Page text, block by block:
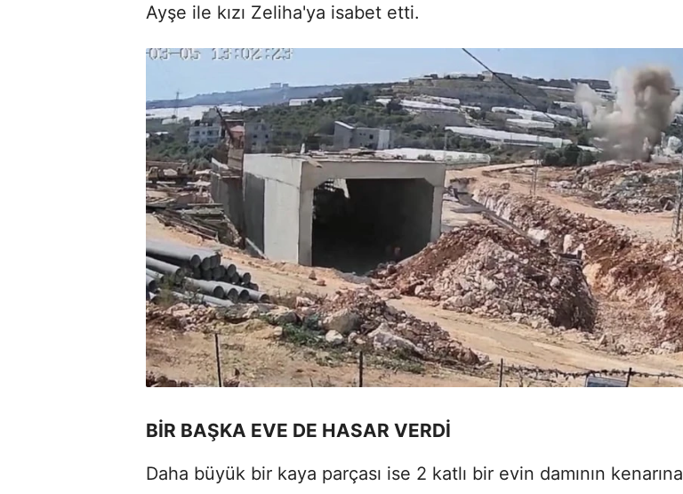
Ayşe ile kızı Zeliha'ya isabet etti.
BİR BAŞKA EVE DE HASAR VERDİ
Daha büyük bir kaya parçası ise 2 katlı bir evin damının kenarına